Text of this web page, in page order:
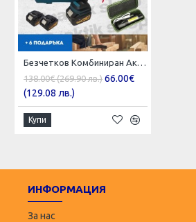
Безчетков Комбиниран Акумулаторен Ударен Гайковерт-Винтоверт KraftRoyal 36V 6Ah 850 N/m
138.00€ (269.90 лв.) 66.00€
(129.08 лв.)
Купи
ИНФОРМАЦИЯ
За нас